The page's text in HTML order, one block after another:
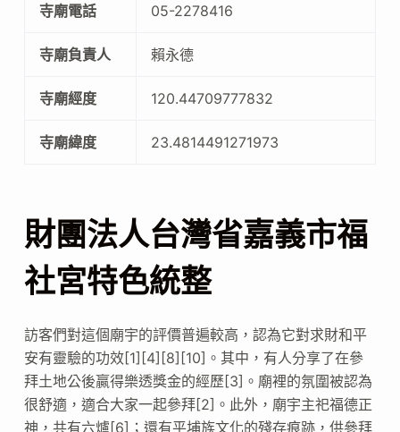
寺廟電話 05-2278416
寺廟負責人 賴永德
寺廟經度 120.44709777832
寺廟緯度 23.4814491271973
財團法人台灣省嘉義市福
社宮特色統整
訪客們對這個廟宇的評價普遍較高，認為它對求財和平
安有靈驗的功效[1][4][8][10]。其中，有人分享了在參
拜土地公後贏得樂透獎金的經歷[3]。廟裡的氛圍被認為
很舒適，適合大家一起參拜[2]。此外，廟宇主祀福德正
神，共有六爐[6]；還有平埔族文化的殘存痕跡，供參拜